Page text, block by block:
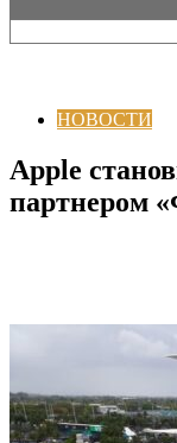
НОВОСТИ
Apple
партнером